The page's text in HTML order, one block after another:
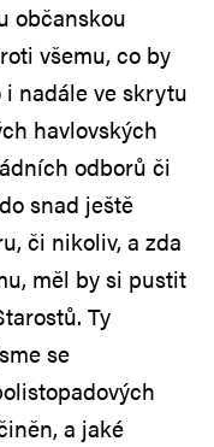
občanskou
všemu, co by
nadále ve skrytu
havlovských
odborů či
snad ještě
či nikoliv, a zda
měl by si pustit
Ty
se
a jaké